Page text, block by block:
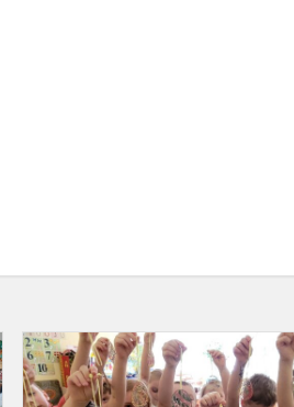
Pažintis
su
profesijomis